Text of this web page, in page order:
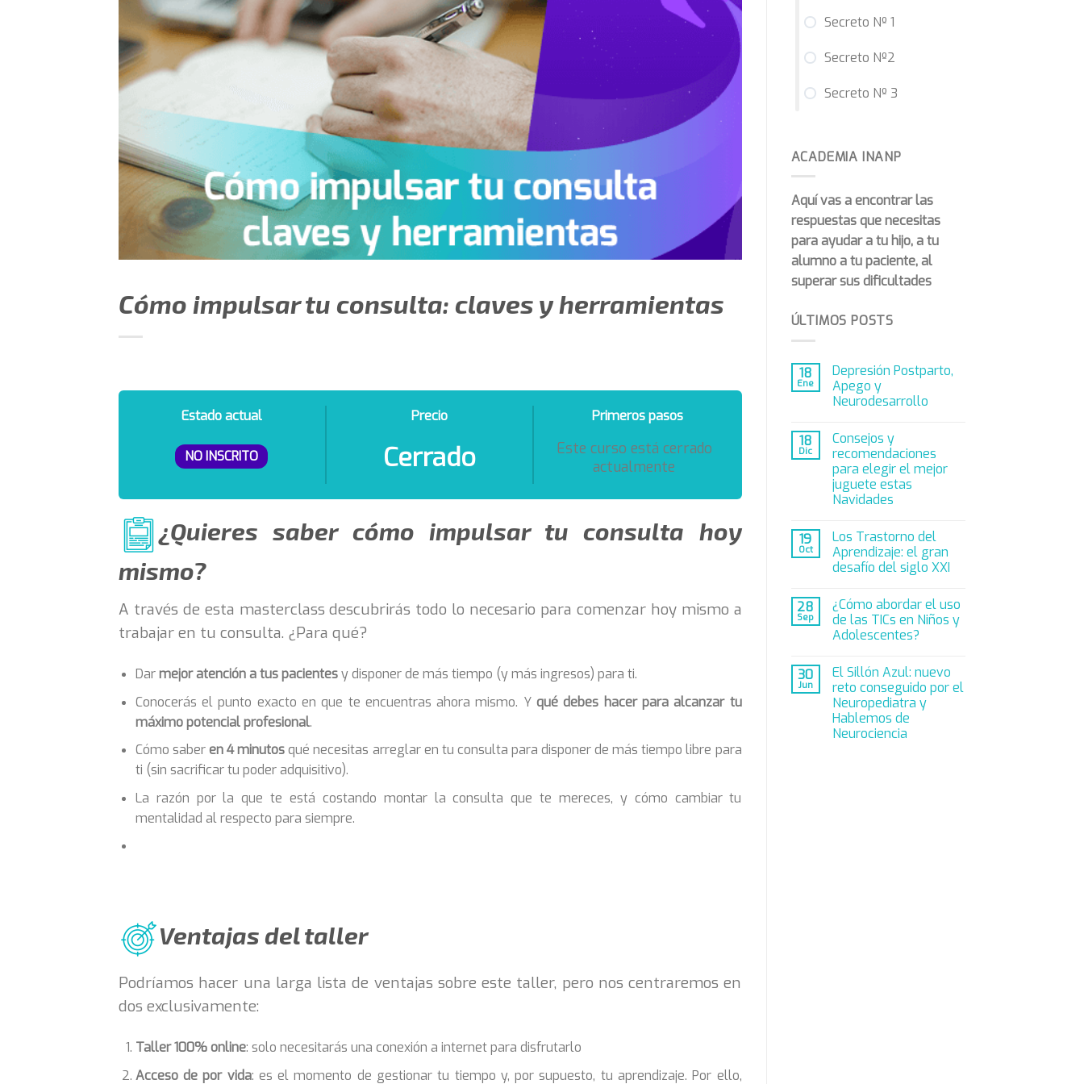
Cómo impulsar tu consulta: claves y herramientas
Estado actual
NO INSCRITO
Precio
Cerrado
Primeros pasos
Este curso está cerrado
actualmente
¿Quieres saber cómo impulsar tu consulta hoy
mismo?
A través de esta masterclass descubrirás todo lo necesario para comenzar hoy mismo a
trabajar en tu consulta. ¿Para qué?
Darmejor atención a tus pacientesy disponer de más tiempo (y más ingresos) para ti.
Conocerás el punto exacto en que te encuentras ahora mismo. Yqué debes hacer para alcanzar tu
máximo potencial profesional.
Cómo saberen 4 minutosqué necesitas arreglar en tu consulta para disponer de más tiempo libre para
ti (sin sacrificar tu poder adquisitivo).
​La razón por la que te está costando montar la consulta que te mereces, y cómo cambiar tu
mentalidad al respecto para siempre.
Ventajas del taller
Podríamos hacer una larga lista de ventajas sobre este taller, pero nos centraremos en
dos exclusivamente:
Taller 100% online: solo necesitarás una conexión a internet para disfrutarlo
Acceso de por vida: es el momento de gestionar tu tiempo y, por supuesto, tu aprendizaje. Por ello,
Secreto Nº 1
Secreto Nº2
Secreto Nº 3
ACADEMIA INANP
Aquí vas a encontrar las
respuestas que necesitas
para ayudar a tu hijo, a tu
alumno a tu paciente, al
superar sus dificultades
ÚLTIMOS POSTS
18
Ene
Depresión Postparto,
Apego y
Neurodesarrollo
18
Dic
Consejos y
recomendaciones
para elegir el mejor
juguete estas
Navidades
19
Oct
Los Trastorno del
Aprendizaje: el gran
desafío del siglo XXI
28
Sep
¿Cómo abordar el uso
de las TICs en Niños y
Adolescentes?
30
Jun
El Sillón Azul: nuevo
reto conseguido por el
Neuropediatra y
Hablemos de
Neurociencia